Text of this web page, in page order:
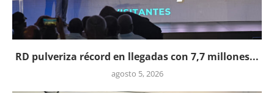
RD pulveriza récord en llegadas con 7,7 millones...
agosto 5, 2026